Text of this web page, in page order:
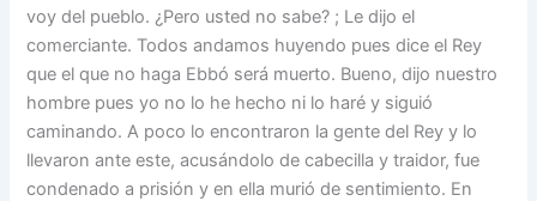
voy del pueblo. ¿Pero usted no sabe? ; Le dijo el
comerciante. Todos andamos huyendo pues dice el Rey
que el que no haga Ebbó será muerto. Bueno, dijo nuestro
hombre pues yo no lo he hecho ni lo haré y siguió
caminando. A poco lo encontraron la gente del Rey y lo
llevaron ante este, acusándolo de cabecilla y traidor, fue
condenado a prisión y en ella murió de sentimiento. En